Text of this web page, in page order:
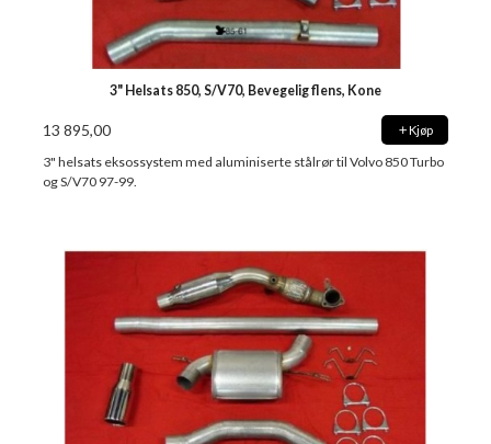
3" Helsats 850, S/V70, Bevegelig flens, Kone
13 895,00 Kjøp
3" helsats eksossystem med aluminiserte stålrør til Volvo 850 Turbo
og S/V70 97-99.